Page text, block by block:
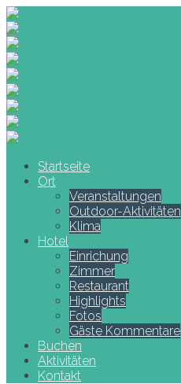
Startseite
Ort
Veranstaltungen
Outdoor-Aktivitäten
Klima
Hotel
Einrichung
Zimmer
Restaurant
Highlights
Fotos
Gäste Kommentare
Buchen
Aktivitäten
Kontakt